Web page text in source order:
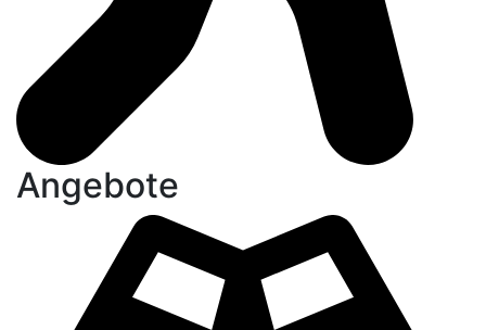
Angebote